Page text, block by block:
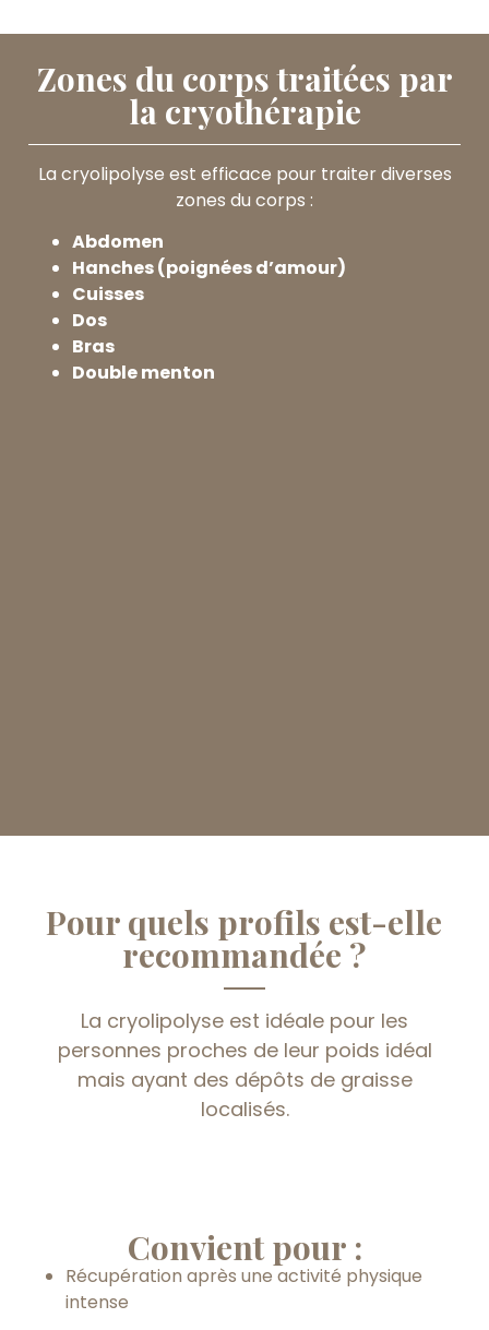
Zones du corps traitées par
la cryothérapie
La cryolipolyse est efficace pour traiter diverses
zones du corps :
Abdomen
Hanches (poignées d’amour)
Cuisses
Dos
Bras
Double menton
Pour quels profils est-elle
recommandée ?
La cryolipolyse est idéale pour les
personnes proches de leur poids idéal
mais ayant des dépôts de graisse
localisés.
Convient pour :
Récupération après une activité physique
intense